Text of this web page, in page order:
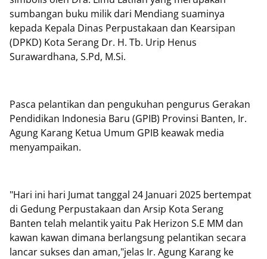
sumbangan buku milik dari Mendiang suaminya
kepada Kepala Dinas Perpustakaan dan Kearsipan
(DPKD) Kota Serang Dr. H. Tb. Urip Henus
Surawardhana, S.Pd, M.Si.
Pasca pelantikan dan pengukuhan pengurus Gerakan
Pendidikan Indonesia Baru (GPIB) Provinsi Banten, Ir.
Agung Karang Ketua Umum GPIB keawak media
menyampaikan.
"Hari ini hari Jumat tanggal 24 Januari 2025 bertempat
di Gedung Perpustakaan dan Arsip Kota Serang
Banten telah melantik yaitu Pak Herizon S.E MM dan
kawan kawan dimana berlangsung pelantikan secara
lancar sukses dan aman,"jelas Ir. Agung Karang ke